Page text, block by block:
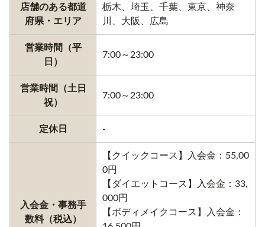
店舗のある都道
府県・エリア
栃木、埼玉、千葉、東京、神奈
川、大阪、広島
営業時間（平
日）
7:00～23:00
営業時間（土日
祝）
7:00～23:00
定休日 -
入会金・事務手
数料（税込）
【クイックコース】入会金：55,00
0円
【ダイエットコース】入会金：33,
000円
【ボディメイクコース】入会金：